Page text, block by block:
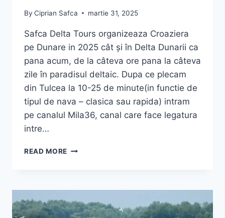
By Ciprian Safca martie 31, 2025
Safca Delta Tours organizeaza Croaziera
pe Dunare in 2025 cât și în Delta Dunarii ca
pana acum, de la câteva ore pana la câteva
zile în paradisul deltaic. Dupa ce plecam
din Tulcea la 10-25 de minute(in functie de
tipul de nava – clasica sau rapida) intram
pe canalul Mila36, canal care face legatura
intre…
READ MORE CROAZIERA